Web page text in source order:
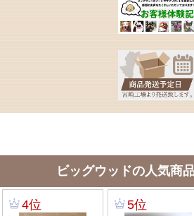
ビッグウッドの人気商